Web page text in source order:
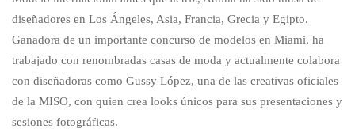
diseñadores en Los Ángeles, Asia, Francia, Grecia y Egipto.
Ganadora de un importante concurso de modelos en Miami, ha
trabajado con renombradas casas de moda y actualmente colabora
con diseñadoras como Gussy López, una de las creativas oficiales
de la MISO, con quien crea looks únicos para sus presentaciones y
sesiones fotográficas.